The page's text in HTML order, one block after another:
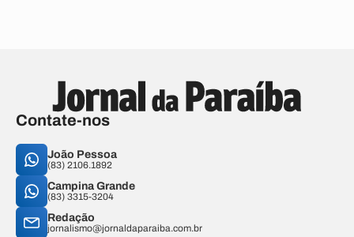
Contate-nos
João Pessoa
(83) 2106.1892
Campina Grande
(83) 3315-3204
Redação
jornalismo@jornaldaparaiba.com.br